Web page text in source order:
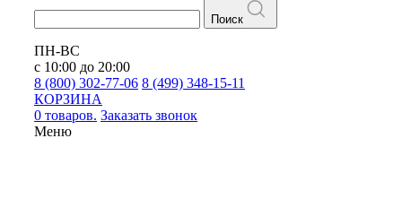
Поиск
ПН-ВС
с 10:00 до 20:00
8 (800) 302-77-06 8 (499) 348-15-11
КОРЗИНА
0 товаров. Заказать звонок
Меню